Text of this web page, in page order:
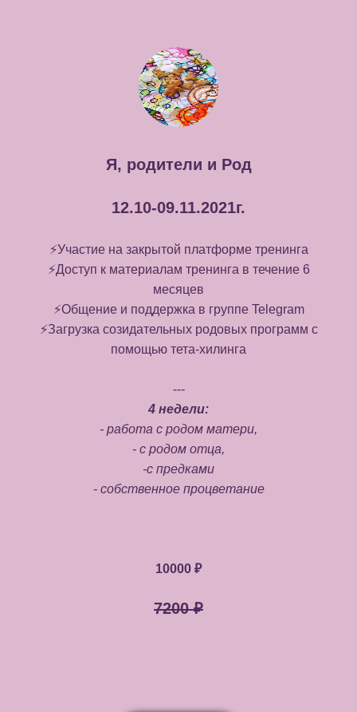
Я, родители и Род
12.10-09.11.2021г.
⚡️Участие на закрытой платформе тренинга
⚡️Доступ к материалам тренинга в течение 6
месяцев
⚡️Общение и поддержка в группе Telegram
⚡️Загрузка созидательных родовых программ с
помощью тета-хилинга
---
4 недели:
- работа с родом матери,
- с родом отца,
-с предками
- собственное процветание
10000 ₽
7200 ₽